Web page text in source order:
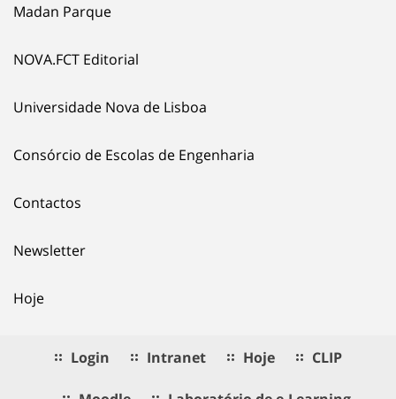
Madan Parque
NOVA.FCT Editorial
Universidade Nova de Lisboa
Consórcio de Escolas de Engenharia
Contactos
Newsletter
Hoje
Login Intranet Hoje CLIP